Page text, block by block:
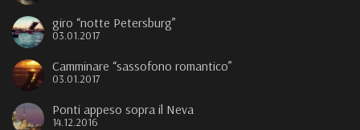
giro “notte Petersburg”
03.01.2017
Camminare “sassofono romantico”
03.01.2017
Ponti appeso sopra il Neva
14.12.2016